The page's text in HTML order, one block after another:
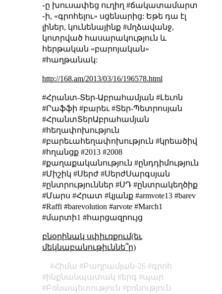
֊ը խուսափեց ուղիղ #ճակատամարտ
֊ի, «գրոհելու» սցենարից: Եթե դա էլ
լիներ, կունենայինք #մղձավանջ,
կոտրված հասարակություն և
հերթական «բարոյական»
#հաղթանակ:
http://168.am/2013/03/16/196578.html
#Հրանտ-Տեր-Աբրահամյան #Լեւոն
#Րաֆֆի #բարեւ #Տեր-Պետրոսյան
#ՀրանտՏերԱբրահամյան
#հեղափոխություն
#բարեւահեղափոխություն #կրեածիվ
#հղանցք #2013 #2008
#քաղաքականություն #ընդդիմություն
#Միշիկ #Սերժ #ՍերժՍարգսյան
#ընտրություններ #ՍԴ #ընտրակեղծիք
#Մարս #Հրատ #կյանք #armvote13 #barev
#Raffi #barevolution #arvote #March1
#մարտի1 #հարցազրույց
բնօրինակ սփիւռքում(եւ
մեկնաբանութիւննե՞ր)
Հիմա Բաղրամյան֊26
գրոհ
ինքնանպատակ
երգ
պար
Բռնապետություն
բռնություն